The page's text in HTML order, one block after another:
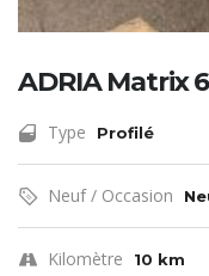
ADRIA Matrix
Type Profilé
Neuf / Occasion
Kilomètre 10 km